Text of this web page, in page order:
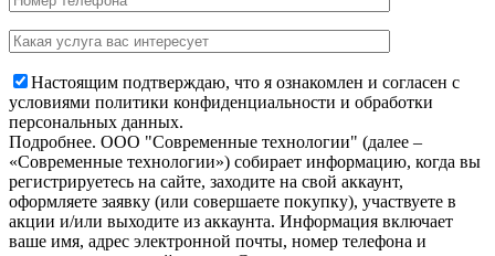
Настоящим подтверждаю, что я ознакомлен и согласен с
условиями политики конфиденциальности и обработки
персональных данных.
Подробнее. OOO "Современные технологии" (далее –
«Современные технологии») собирает информацию, когда вы
регистрируетесь на сайте, заходите на свой аккаунт,
оформляете заявку (или совершаете покупку), участвуете в
акции и/или выходите из аккаунта. Информация включает
ваше имя, адрес электронной почты, номер телефона и